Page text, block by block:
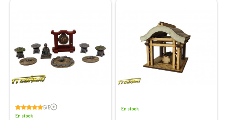
5/5Voir les avis
En stock
En stock